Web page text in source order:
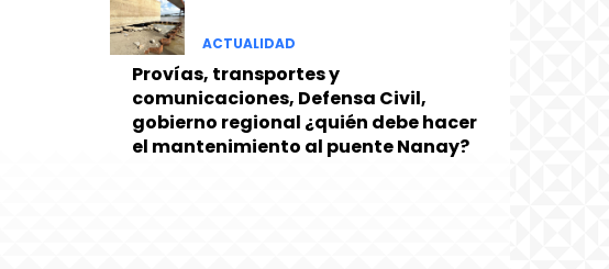
ACTUALIDAD
Provías, transportes y
comunicaciones, Defensa Civil,
gobierno regional ¿quién debe hacer
el mantenimiento al puente Nanay?